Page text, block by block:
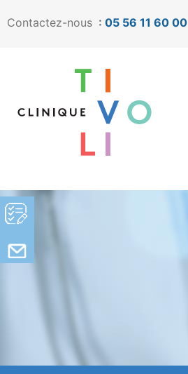
Contactez-nous : 05 56 11 60 00